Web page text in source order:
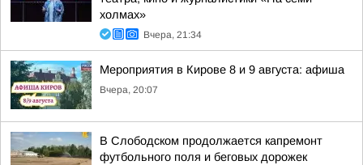
холмах»
Вчера, 21:34
Мероприятия в Кирове 8 и 9 августа: афиша
Вчера, 20:07
В Слободском продолжается капремонт
футбольного поля и беговых дорожек